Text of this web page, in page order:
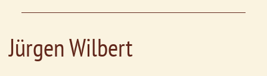
Jürgen Wilbert